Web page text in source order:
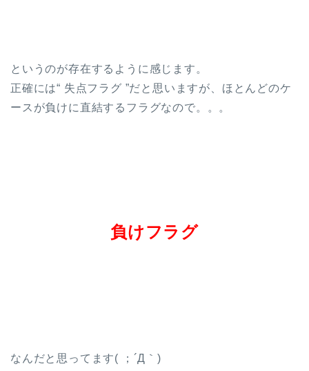
というのが存在するように感じます。
正確には“ 失点フラグ ”だと思いますが、ほとんどのケ
ースが負けに直結するフラグなので。。。
負けフラグ
なんだと思ってます( ；´Д｀)